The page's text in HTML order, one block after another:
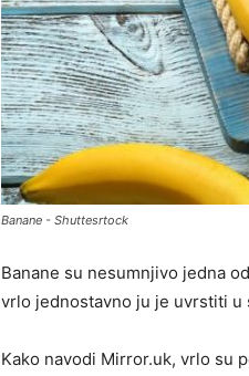
Banane - Shuttesrtock
Banane su nesumnjivo jedna
vrlo jednostavno ju je uvrstiti u
Kako navodi Mirror.uk, vrlo su